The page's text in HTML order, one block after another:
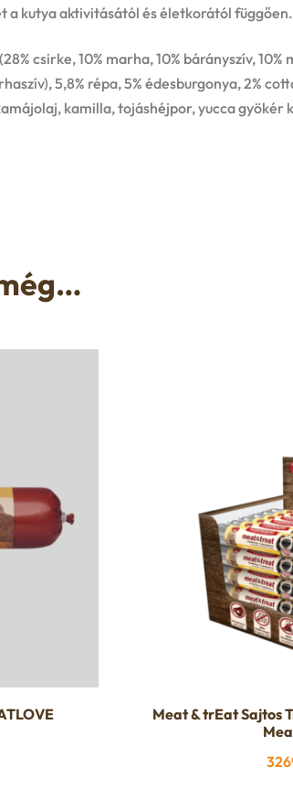
a kutya aktivitásától és életkorától függően.
(28% csirke, 10% marha, 10% bárányszív,
5,8% répa, 5% édesburgonya, 2%
kamilla, tojáshéjpor, yucca gyökér
Meat & trEat Sajtos